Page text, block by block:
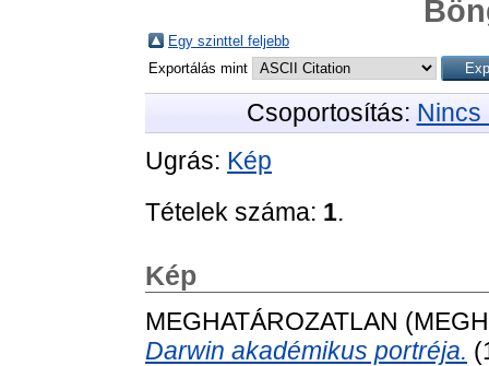
Egy szinttel feljebb
Exportálás mint
Csoportosítás: Nincs
Ugrás: Kép
Tételek száma: 1.
Kép
MEGHATÁROZATLAN
Darwin akadémikus portréja.